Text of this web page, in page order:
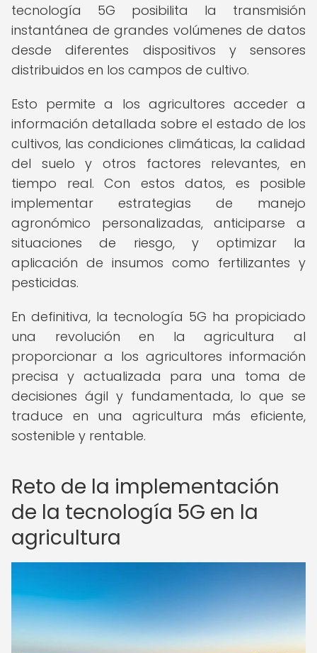
tecnología 5G posibilita la transmisión
instantánea de grandes volúmenes de datos
desde diferentes dispositivos y sensores
distribuidos en los campos de cultivo.
Esto permite a los agricultores acceder a
información detallada sobre el estado de los
cultivos, las condiciones climáticas, la calidad
del suelo y otros factores relevantes, en
tiempo real. Con estos datos, es posible
implementar estrategias de manejo
agronómico personalizadas, anticiparse a
situaciones de riesgo, y optimizar la
aplicación de insumos como fertilizantes y
pesticidas.
En definitiva, la tecnología 5G ha propiciado
una revolución en la agricultura al
proporcionar a los agricultores información
precisa y actualizada para una toma de
decisiones ágil y fundamentada, lo que se
traduce en una agricultura más eficiente,
sostenible y rentable.
Reto de la implementación
de la tecnología 5G en la
agricultura